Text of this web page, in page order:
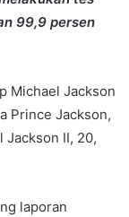
99,9 persen
Michael Jackson
Prince Jackson,
Jackson II, 20,
laporan